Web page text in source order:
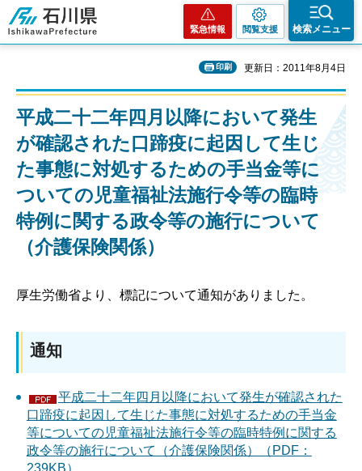
石川県
緊急情報 閲覧支援 検索メニュー
印刷 更新日：2011年8月4日
平成二十二年四月以降において発生
が確認された口蹄疫に起因して生じ
た事態に対処するための手当金等に
ついての児童福祉法施行令等の臨時
特例に関する政令等の施行について
（介護保険関係）
厚生労働省より、標記について通知がありました。
通知
平成二十二年四月以降において発生が確認された
口蹄疫に起因して生じた事態に対処するための手当金
等についての児童福祉法施行令等の臨時特例に関する
政令等の施行について（介護保険関係）（PDF：
239KB）